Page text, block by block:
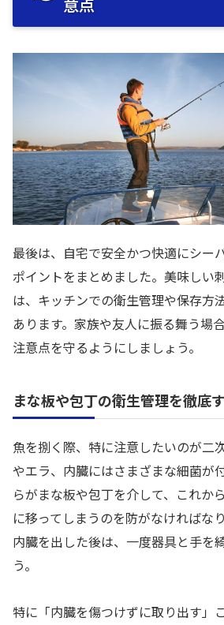
最後は、自宅で安全かつ快適にシー
ポイントをまとめました。美味しい
は、キッチンでの衛生管理や保存方
あります。家族や友人に振る舞う場
注意点を守るようにしましょう。
まな板や包丁の衛生管理を徹底
魚を捌く際、特に注意したいのが二
やエラ、内臓にはさまざまな細菌が
らがまな板や包丁を介して、これか
に移ってしまうのを防がなければな
内臓を出した後は、一度器具と手を
う。
特に「内臓を傷つけずに取り出す」